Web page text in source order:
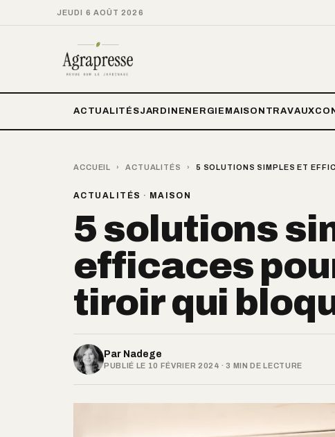
JEUDI 6 AOÛT 2026
ACTUALITÉSJARDIN ENERGIE MAISON TRAVAUX
ACCUEIL › ACTUALITÉS › 5 SOLUTIONS SIMPLES ET
ACTUALITÉS · MAISON
5 solutions
efficaces
tiroir qui
Par Nadege
PUBLIÉ LE 10 FÉVRIER 2024 · 3 MIN DE LECTURE